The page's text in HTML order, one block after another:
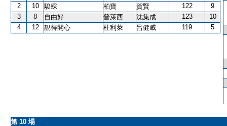
2
10 駿綵 柏寶 賀賢 122
9
3
8 自由好 普萊西 沈集成 123
10
4
12 靚得開心 杜利萊 呂健威 119 5
第 10 場